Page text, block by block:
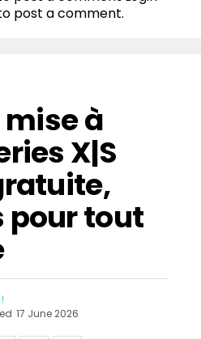
post a comment.
mise à
X|S
pour tout
17 June 2026